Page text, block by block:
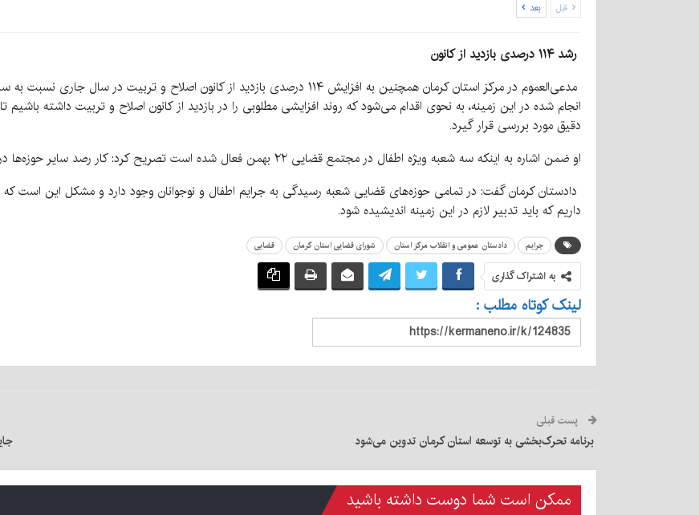
قبل بعد
رشد ۱۱۴ درصدی بازدید از کانون
مدعی‌العموم در مرکز استان کرمان همچنین به افزایش ۱۱۴ درصدی بازدید از کانون اصلاح و
انجام شده در این زمینه، به نحوی اقدام می‌شود که روند افزایشی مطلوبی را در بازدید از کانون اصلاح و تربیت داشته
دقیق مورد بررسی قرار گیرد.
او ضمن اشاره به اینکه سه شعبه ویژه اطفال در مجتمع قضایی ۲۲ بهمن فعال شده است تصریح کرد: کار رصد سایر حوزه‌ها در زمینه فعالیت قضات ویژه اطفال آغاز شده است.
دادستان کرمان گفت: در تمامی حوزه‌های قضایی شعبه رسیدگی به جرایم اطفال و نوجوانان وجود دارد و مشکل این است
داریم که باید تدبیر لازم در این زمینه اندیشیده شود.
جرایم دادستان عمومی و انقلاب مرکز استان شورای قضایی استان کرمان قضایی
به اشتراک گذاری
لینک کوتاه مطلب :
پست قبلی
برنامه تحرک‌بخشی به توسعه استان کرمان تدوین می‌شود جایزهٔ ۱۰ میلیاردتومانی
ممکن است شما دوست داشته باشید